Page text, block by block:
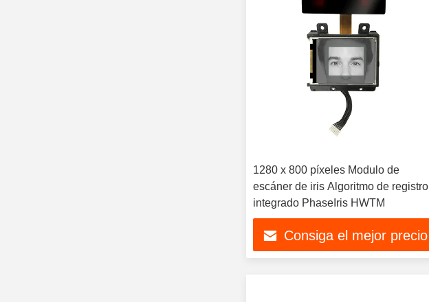
1280 x 800 píxeles Modulo de
escáner de iris Algoritmo de registro
integrado PhaseIris HWTM
Consiga el mejor precio